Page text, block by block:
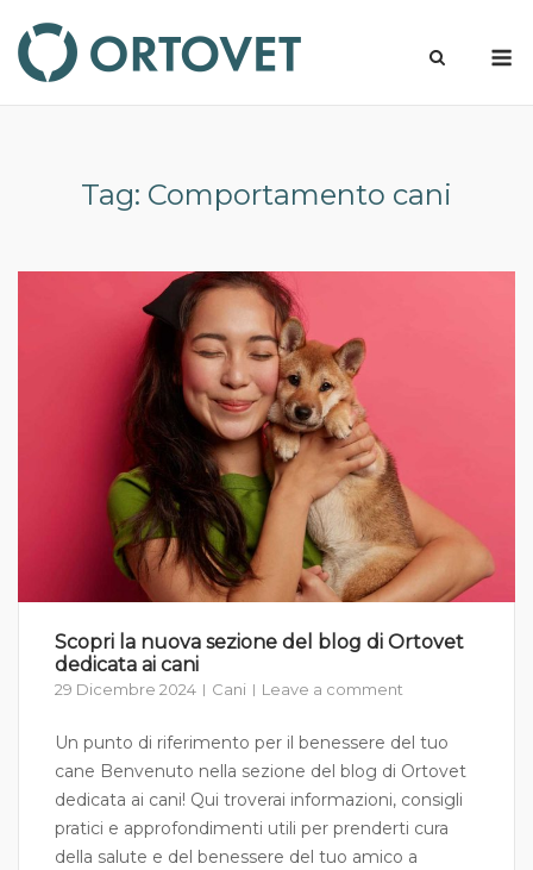
content
Tag: Comportamento cani
Scopri la nuova sezione del blog di Ortovet
dedicata ai cani
29 Dicembre 2024 Cani Leave a comment
Un punto di riferimento per il benessere del tuo
cane Benvenuto nella sezione del blog di Ortovet
dedicata ai cani! Qui troverai informazioni, consigli
pratici e approfondimenti utili per prenderti cura
della salute e del benessere del tuo amico a